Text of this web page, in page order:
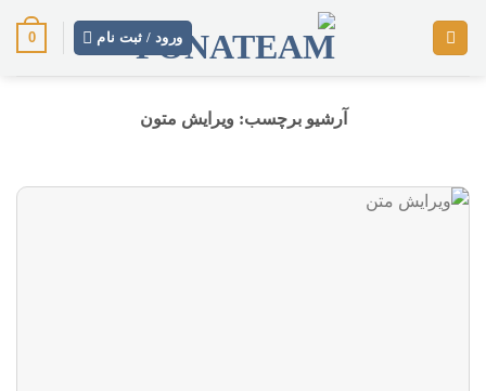
ورود / ثبت نام 0
آرشیو برچسب: ویرایش متون